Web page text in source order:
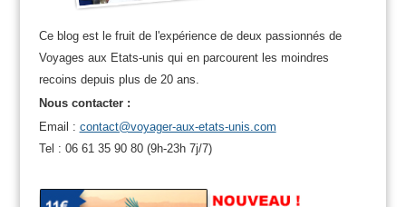
Ce blog est le fruit de l'expérience de deux passionnés de
Voyages aux Etats-unis qui en parcourent les moindres
recoins depuis plus de 20 ans.
Nous contacter :
Email : contact@voyager-aux-etats-unis.com
Tel : 06 61 35 90 80 (9h-23h 7j/7)